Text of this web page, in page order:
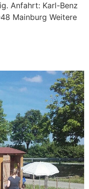
Anfahrt: Karl-Benz
Mainburg Weitere